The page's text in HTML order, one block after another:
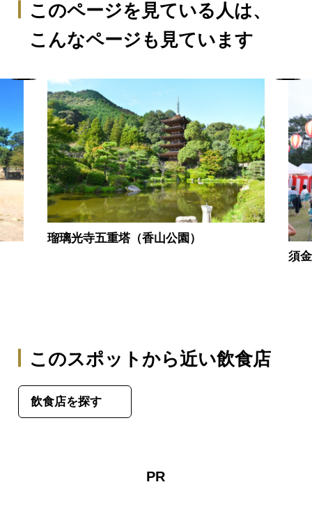
このページを見ている人は、
こんなページも見ています
瑠璃光寺五重塔（香山公園）
須
このスポットから近い飲食店
飲食店を探す
PR